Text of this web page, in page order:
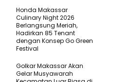
Honda Makassar
Culinary Night 2026
Berlangsung Meriah,
Hadirkan 85 Tenant
dengan Konsep Go Green
Festival
Golkar Makassar Akan
Gelar Musyawarah